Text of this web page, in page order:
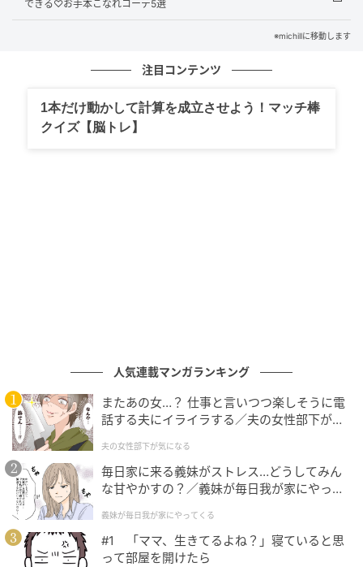
配色レイヤード風デザインが目を引くスウェットライ
ククルーカーディガン。着るだけでコーデのポイント
になり、着映えする1枚です。柔らかな素材感で着心地
もよく、1枚でも羽織りとしても幅広く着回せます。
涼しげに華やぐ♡洗えるドライメッシュラメカ
ーディガン
できる♡お手本こなれコーデ5選
※michillに移動します
注目コンテンツ
1本だけ動かして計算を成立させよう！マッチ棒
クイズ【脳トレ】
人気連載マンガランキング
またあの女…？ 仕事と言いつつ楽しそうに電
話する夫にイライラする／夫の女性部下が気
夫の女性部下が気になる
毎日家に来る義妹がストレス…どうしてみん
な甘やかすの？／義妹が毎日我が家にやって
が】
義妹が毎日我が家にやってくる
#1 「ママ、生きてるよね？」寝ていると思
って部屋を開けたら